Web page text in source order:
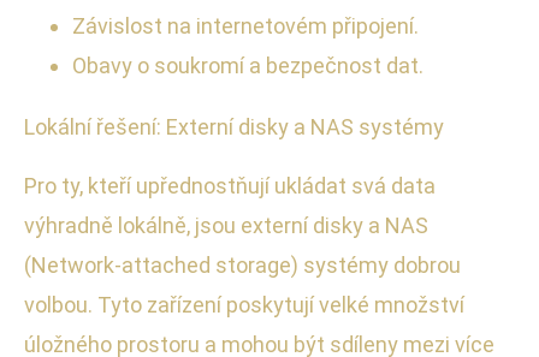
Závislost na internetovém připojení.
Obavy o soukromí a bezpečnost dat.
Lokální řešení: Externí disky a NAS systémy
Pro ty, kteří upřednostňují ukládat svá data
výhradně lokálně, jsou externí disky a NAS
(Network-attached storage) systémy dobrou
volbou. Tyto zařízení poskytují velké množství
úložného prostoru a mohou být sdíleny mezi více